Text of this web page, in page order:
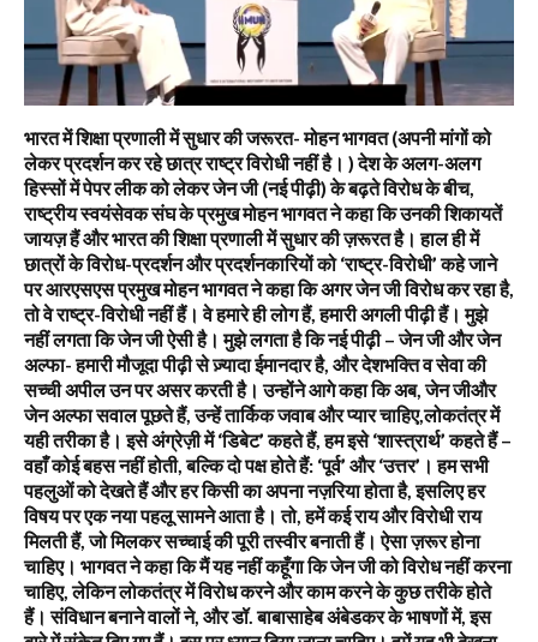
भारत में शिक्षा प्रणाली में सुधार की जरूरत- मोहन भागवत (अपनी मांगों को
लेकर प्रदर्शन कर रहे छात्र राष्ट्र विरोधी नहीं है। ) देश के अलग-अलग
हिस्सों में पेपर लीक को लेकर जेन जी (नई पीढ़ी) के बढ़ते विरोध के बीच,
राष्ट्रीय स्वयंसेवक संघ के प्रमुख मोहन भागवत ने कहा कि उनकी शिकायतें
जायज़ हैं और भारत की शिक्षा प्रणाली में सुधार की ज़रूरत है। हाल ही में
छात्रों के विरोध-प्रदर्शन और प्रदर्शनकारियों को ‘राष्ट्र-विरोधी’ कहे जाने
पर आरएसएस प्रमुख मोहन भागवत ने कहा कि अगर जेन जी विरोध कर रहा है,
तो वे राष्ट्र-विरोधी नहीं हैं। वे हमारे ही लोग हैं, हमारी अगली पीढ़ी हैं। मुझे
नहीं लगता कि जेन जी ऐसी है। मुझे लगता है कि नई पीढ़ी – जेन जी और जेन
अल्फा- हमारी मौजूदा पीढ़ी से ज़्यादा ईमानदार है, और देशभक्ति व सेवा की
सच्ची अपील उन पर असर करती है। उन्होंने आगे कहा कि अब, जेन जीऔर
जेन अल्फा सवाल पूछते हैं, उन्हें तार्किक जवाब और प्यार चाहिए,लोकतंत्र में
यही तरीका है। इसे अंग्रेज़ी में ‘डिबेट’ कहते हैं, हम इसे ‘शास्त्रार्थ’ कहते हैं –
वहाँ कोई बहस नहीं होती, बल्कि दो पक्ष होते हैं: ‘पूर्व’ और ‘उत्तर’। हम सभी
पहलुओं को देखते हैं और हर किसी का अपना नज़रिया होता है, इसलिए हर
विषय पर एक नया पहलू सामने आता है। तो, हमें कई राय और विरोधी राय
मिलती हैं, जो मिलकर सच्चाई की पूरी तस्वीर बनाती हैं। ऐसा ज़रूर होना
चाहिए। भागवत ने कहा कि मैं यह नहीं कहूँगा कि जेन जी को विरोध नहीं करना
चाहिए, लेकिन लोकतंत्र में विरोध करने और काम करने के कुछ तरीके होते
हैं। संविधान बनाने वालों ने, और डॉ. बाबासाहेब अंबेडकर के भाषणों में, इस